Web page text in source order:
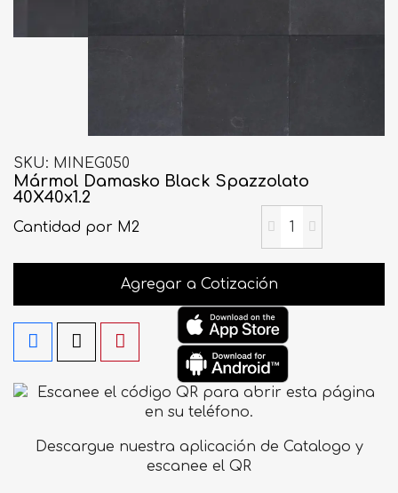
SKU MINEG050
Mármol Damasko Black Spazzolato
40X40x1.2
Cantidad por M2
Agregar a Cotización
Descargue nuestra aplicación de Catalogo y
escanee el QR